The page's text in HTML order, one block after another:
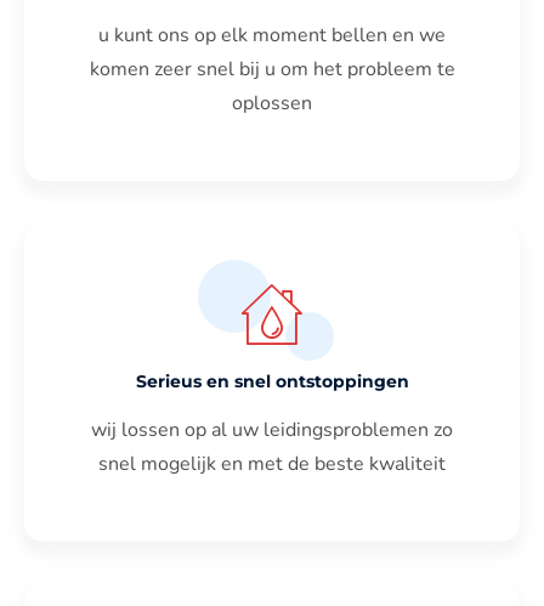
u kunt ons op elk moment bellen en we
komen zeer snel bij u om het probleem te
oplossen
Serieus en snel ontstoppingen
wij lossen op al uw leidingsproblemen zo
snel mogelijk en met de beste kwaliteit